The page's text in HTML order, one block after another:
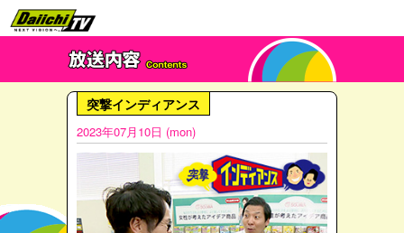
突撃インディアンス
2023年07月10日 (mon)